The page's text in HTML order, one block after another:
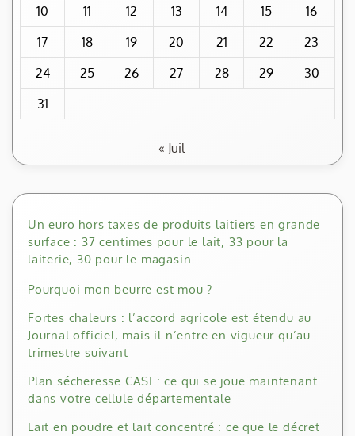
10
11 12 13 14 15
16
17
18 19 20 21 22
23
24
25 26 27 28 29
30
31
« Juil
Un euro hors taxes de produits laitiers en grande
surface : 37 centimes pour le lait, 33 pour la
laiterie, 30 pour le magasin
Pourquoi mon beurre est mou ?
Fortes chaleurs : l’accord agricole est étendu au
Journal officiel, mais il n’entre en vigueur qu’au
trimestre suivant
Plan sécheresse CASI : ce qui se joue maintenant
dans votre cellule départementale
Lait en poudre et lait concentré : ce que le décret